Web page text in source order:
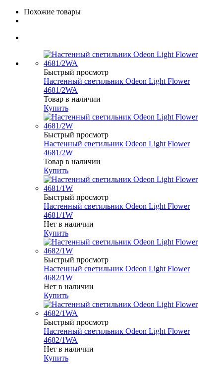
Похожие товары
Быстрый просмотр
Настенный светильник Odeon Light Flower
4681/2WA
Товар в наличии
Купить
Быстрый просмотр
Настенный светильник Odeon Light Flower
4681/2W
Товар в наличии
Купить
Быстрый просмотр
Настенный светильник Odeon Light Flower
4681/1W
Нет в наличии
Купить
Быстрый просмотр
Настенный светильник Odeon Light Flower
4682/1W
Нет в наличии
Купить
Быстрый просмотр
Настенный светильник Odeon Light Flower
4682/1WA
Нет в наличии
Купить